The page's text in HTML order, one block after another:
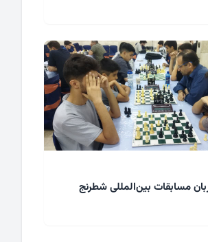
مسابقات بین‌المللی شطرنج